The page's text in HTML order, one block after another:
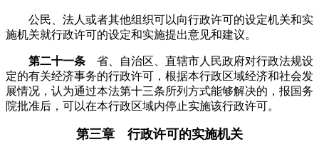
公民、法人或者其他组织可以向行政许可的设定机关和实
施机关就行政许可的设定和实施提出意见和建议。
第二十一条 省、自治区、直辖市人民政府对行政法规设
定的有关经济事务的行政许可，根据本行政区域经济和社会发
展情况，认为通过本法第十三条所列方式能够解决的，报国务
院批准后，可以在本行政区域内停止实施该行政许可。
第三章 行政许可的实施机关